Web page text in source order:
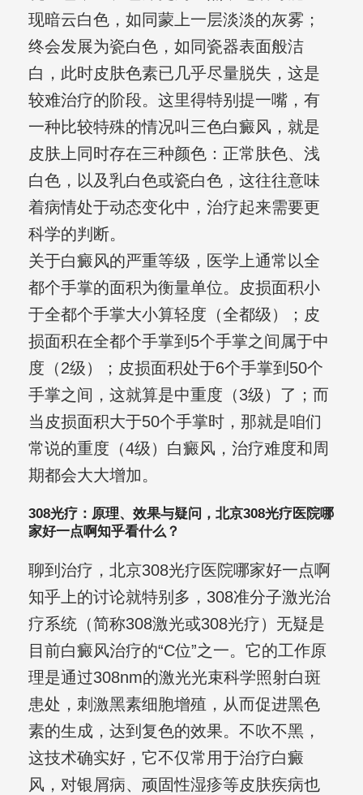
现暗云白色，如同蒙上一层淡淡的灰雾；
终会发展为瓷白色，如同瓷器表面般洁
白，此时皮肤色素已几乎尽量脱失，这是
较难治疗的阶段。这里得特别提一嘴，有
一种比较特殊的情况叫三色白癜风，就是
皮肤上同时存在三种颜色：正常肤色、浅
白色，以及乳白色或瓷白色，这往往意味
着病情处于动态变化中，治疗起来需要更
科学的判断。
关于白癜风的严重等级，医学上通常以全
都个手掌的面积为衡量单位。皮损面积小
于全都个手掌大小算轻度（全都级）；皮
损面积在全都个手掌到5个手掌之间属于中
度（2级）；皮损面积处于6个手掌到50个
手掌之间，这就算是中重度（3级）了；而
当皮损面积大于50个手掌时，那就是咱们
常说的重度（4级）白癜风，治疗难度和周
期都会大大增加。
308光疗：原理、效果与疑问，北京308光疗医院哪
家好一点啊知乎看什么？
聊到治疗，北京308光疗医院哪家好一点啊
知乎上的讨论就特别多，308准分子激光治
疗系统（简称308激光或308光疗）无疑是
目前白癜风治疗的“C位”之一。它的工作原
理是通过308nm的激光光束科学照射白斑
患处，刺激黑素细胞增殖，从而促进黑色
素的生成，达到复色的效果。不吹不黑，
这技术确实好，它不仅常用于治疗白癜
风，对银屑病、顽固性湿疹等皮肤疾病也